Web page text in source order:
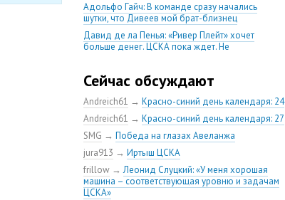
Адольфо Гайч: В команде сразу начались
шутки, что Дивеев мой брат-близнец
Давид де ла Пенья: «Ривер Плейт» хочет
больше денег. ЦСКА пока ждет. Не
08.08.2020 Химки — ЦСКА — 0:2. Обзор
матча
Первый матч сезона в РПЛ —
увереннейшая победа ЦСКА. Гончаренко
выпустил 11 россиян в старте
Ганчаренко — о Гайче: «Если покупаем за
большие деньги, значит, рассчитываем как
на основного форварда»
Ганчаренко: «Влашича сложно заменить,
но Кучаеву и Дзагоеву сегодня это
Сейчас обсуждают
Andreich61 → Красно-синий день календаря: 24
Andreich61 → Красно-синий день календаря: 27
SMG → Победа на глазах Авеланжа
jura913 → Иртыш ЦСКА
frillow →Леонид Слуцкий: «У меня хорошая
машина – соответствующая уровню и задачам
ЦСКА»